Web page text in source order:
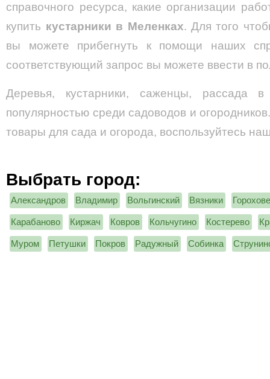
справочного ресурса, какие организации
купить кустарники в Меленках. Для того
вы можете прибегнуть к помощи наших
соответствующий запрос вы можете ввести в
Деревья, кустарники, саженцы, рассада
популярностью среди садоводов и
товары для сада и огорода, воспользуйтесь
Выбрать город:
Александров Владимир Вольгинский Вязники
Карабаново Киржач Ковров Кольчугино Костерево
Муром Петушки Покров Радужный Собинка